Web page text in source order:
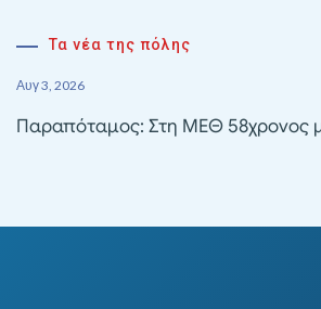
Τα νέα της πόλης
Αυγ 3, 2026
Παραπόταμος: Στη ΜΕΘ 58χρονος